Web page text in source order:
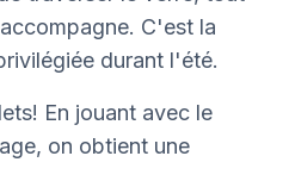
C'est la
durant l'été.
En jouant avec le
on obtient une